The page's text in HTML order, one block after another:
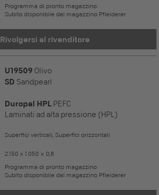
Programma di pronto magazzino
Subito disponibile dal magazzino Pfleiderer
Rivolgersi al rivenditore
U19509 Olivo
SD Sandpearl
Duropal HPL PEFC
Laminati ad alta pressione (HPL)
Superfici verticali, Superfici orizzontali
2.150 x 1.050 x 0,8
Programma di pronto magazzino
Subito disponibile dal magazzino Pfleiderer